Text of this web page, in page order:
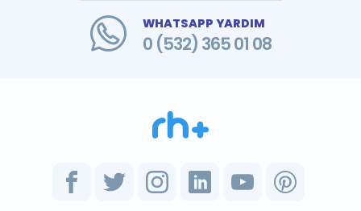
WHATSAPP YARDIM
0 (532) 365 01 08